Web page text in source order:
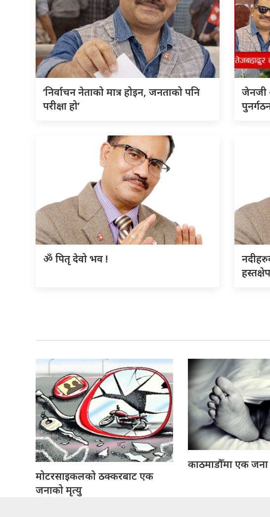
‘निर्वाचन नेताको मात्र होइन, जनताको पनि
परीक्षा हो’
जेनजी
ॐ पितृ देवो भव !
मोटरसाइकलको ठक्करबाट एक
जनाको मृत्यु
काठमाडौँमा एक